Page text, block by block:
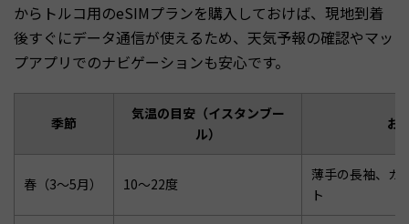
からトルコ用のeSIMプランを購入しておけば、現地到着
後すぐにデータ通信が使えるため、天気予報の確認やマッ
プアプリでのナビゲーションも安心です。
季節
気温の目安（イスタンブー
ル）
お
春（3〜5月） 10〜22度
薄手の長袖、カ
ト